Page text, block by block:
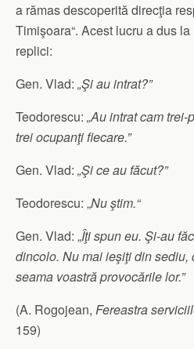
a rămas descoperită direcţia
Timişoara“. Acest lucru a dus
replici:
Gen. Vlad: „Şi au intrat?”
Teodorescu: „Au intrat cam
trei ocupanţi fiecare.”
Gen. Vlad: „Şi ce au făcut?”
Teodorescu: „Nu ştim.“
Gen. Vlad: „Îţi spun eu. Şi-au
dincolo. Nu mai ieşiţi din sediu,
seama voastră provocările lor.”
(A. Rogojean, Fereastra
159)